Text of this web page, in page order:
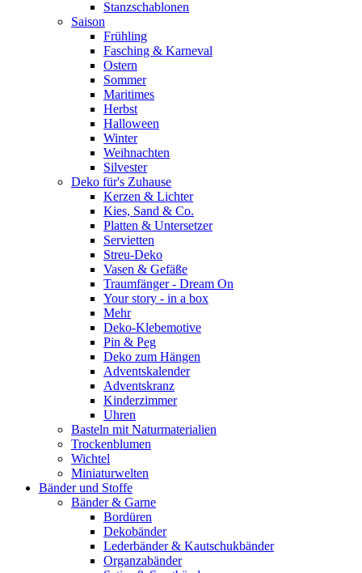
Stanzschablonen
Saison
Frühling
Fasching & Karneval
Ostern
Sommer
Maritimes
Herbst
Halloween
Winter
Weihnachten
Silvester
Deko für's Zuhause
Kerzen & Lichter
Kies, Sand & Co.
Platten & Untersetzer
Servietten
Streu-Deko
Vasen & Gefäße
Traumfänger - Dream On
Your story - in a box
Mehr
Deko-Klebemotive
Pin & Peg
Deko zum Hängen
Adventskalender
Adventskranz
Kinderzimmer
Uhren
Basteln mit Naturmaterialien
Trockenblumen
Wichtel
Miniaturwelten
Bänder und Stoffe
Bänder & Garne
Bordüren
Dekobänder
Lederbänder & Kautschukbänder
Organzabänder